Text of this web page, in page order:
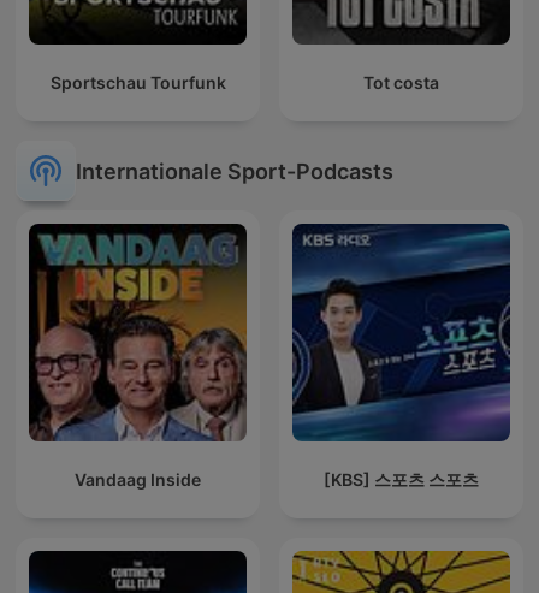
Sportschau Tourfunk Tot costa
Internationale Sport-Podcasts
Vandaag Inside [KBS] 스포츠 스포츠